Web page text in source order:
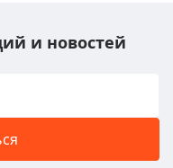
и новостей